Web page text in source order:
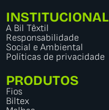
INSTITUCIONAL
A Bil Têxtil
Responsabilidade
Social e Ambiental
Políticas de privacidade
PRODUTOS
Fios
Biltex